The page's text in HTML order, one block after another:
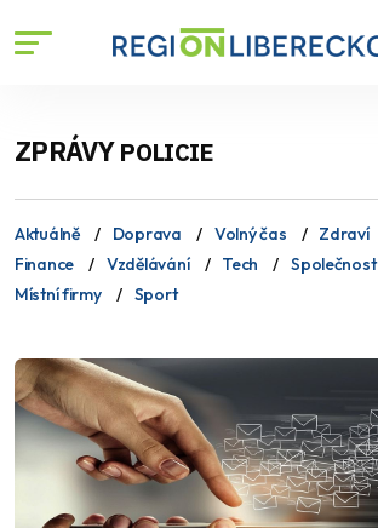
ZPRÁVYPOLICIE
Aktuálně Doprava Volný čas Zdraví
Finance
Vzdělávání Tech Společnost
Místní firmy
Sport